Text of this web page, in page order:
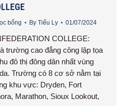
bổng By Tiểu Ly 01/07/2024
COLLEGE:
trường cao đẳng công lập tọa
đô thị đông dân nhất vùng
Trường có 8 cơ sở nằm tại
khu vực: Dryden, Fort
Marathon, Sioux Lookout,